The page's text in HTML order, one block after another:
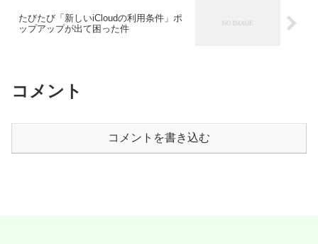
たびたび「新しいiCloudの利用条件」ポ
ップアップが出て困った件
コメント
コメントを書き込む